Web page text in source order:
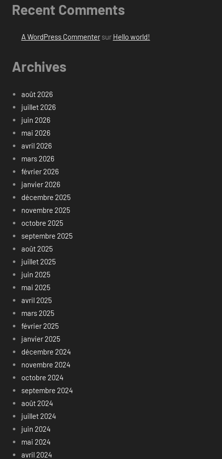
Recent Comments
A WordPress Commentersur Hello world!
Archives
août 2026
juillet 2026
juin 2026
mai 2026
avril 2026
mars 2026
février 2026
janvier 2026
décembre 2025
novembre 2025
octobre 2025
septembre 2025
août 2025
juillet 2025
juin 2025
mai 2025
avril 2025
mars 2025
février 2025
janvier 2025
décembre 2024
novembre 2024
octobre 2024
septembre 2024
août 2024
juillet 2024
juin 2024
mai 2024
avril 2024